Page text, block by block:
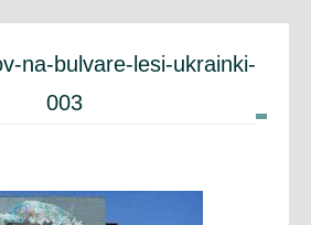
na-bulvare-lesi-ukrainki-
003